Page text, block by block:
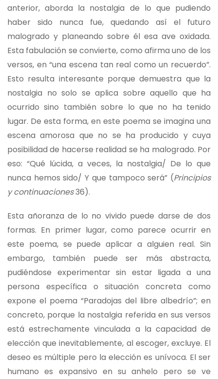
anterior, aborda la nostalgia de lo que pudiendo
haber sido nunca fue, quedando así el futuro
malogrado y planeando sobre él esa ave oxidada.
Esta fabulación se convierte, como afirma uno de los
versos, en “una escena tan real como un recuerdo”.
Esto resulta interesante porque demuestra que la
nostalgia no solo se aplica sobre aquello que ha
ocurrido sino también sobre lo que no ha tenido
lugar. De esta forma, en este poema se imagina una
escena amorosa que no se ha producido y cuya
posibilidad de hacerse realidad se ha malogrado. Por
eso: “Qué lúcida, a veces, la nostalgia/ De lo que
nunca hemos sido/ Y que tampoco será” (Principios
y continuaciones36).
Esta añoranza de lo no vivido puede darse de dos
formas. En primer lugar, como parece ocurrir en
este poema, se puede aplicar a alguien real. Sin
embargo, también puede ser más abstracta,
pudiéndose experimentar sin estar ligada a una
persona específica o situación concreta como
expone el poema “Paradojas del libre albedrío”; en
concreto, porque la nostalgia referida en sus versos
está estrechamente vinculada a la capacidad de
elección que inevitablemente, al escoger, excluye. El
deseo es múltiple pero la elección es unívoca. El ser
humano es expansivo en su anhelo pero se ve